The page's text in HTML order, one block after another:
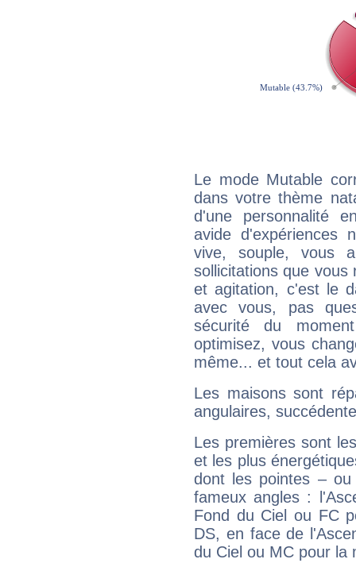
Le mode Mutable
dans votre thème
d'une personnalité
avide d'expériences
vive, souple, vous
sollicitations que vous
et agitation, c'est le
avec vous, pas
sécurité du
optimisez, vous
même... et tout cela
Les maisons sont
angulaires,
Les premières sont
et les plus
dont les pointes –
fameux angles :
Fond du Ciel ou FC
DS, en face de
du Ciel ou MC pour la